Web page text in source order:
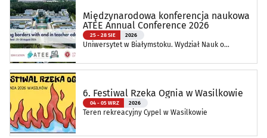
Międzynarodowa konferencja naukowa
ATEE Annual Conference 2026
25 - 28 SIE 2026
Uniwersytet w Białymstoku. Wydział Nauk o
6. Festiwal Rzeka Ognia w Wasilkowie
04 - 05 WRZ 2026
Teren rekreacyjny Cypel w Wasilkowie